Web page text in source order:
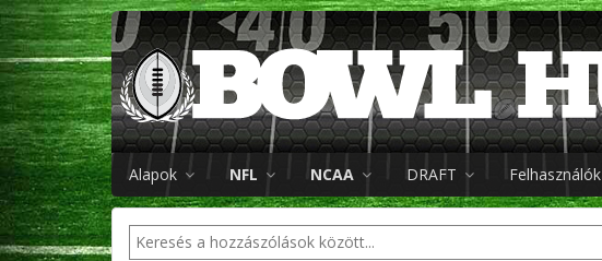
Alapok NFL NCAA DRAFT Felhasználók